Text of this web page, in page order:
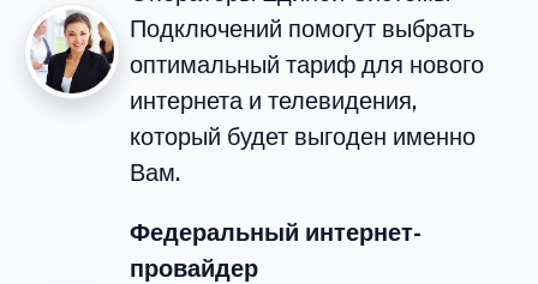
Подключений помогут выбрать
оптимальный тариф для нового
интернета и телевидения,
который будет выгоден именно
Вам.
Федеральный интернет-
провайдер